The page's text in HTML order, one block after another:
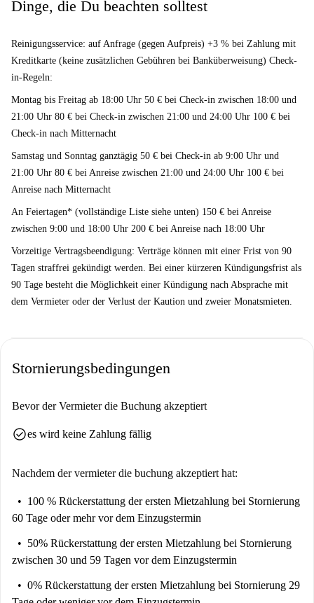
Dinge, die Du beachten solltest
Reinigungsservice: auf Anfrage (gegen Aufpreis) +3 % bei Zahlung mit
Kreditkarte (keine zusätzlichen Gebühren bei Banküberweisung) Check-
in-Regeln:
Montag bis Freitag ab 18:00 Uhr 50 € bei Check-in zwischen 18:00 und
21:00 Uhr 80 € bei Check-in zwischen 21:00 und 24:00 Uhr 100 € bei
Check-in nach Mitternacht
Samstag und Sonntag ganztägig 50 € bei Check-in ab 9:00 Uhr und
21:00 Uhr 80 € bei Anreise zwischen 21:00 und 24:00 Uhr 100 € bei
Anreise nach Mitternacht
An Feiertagen* (vollständige Liste siehe unten) 150 € bei Anreise
zwischen 9:00 und 18:00 Uhr 200 € bei Anreise nach 18:00 Uhr
Vorzeitige Vertragsbeendigung: Verträge können mit einer Frist von 90
Tagen straffrei gekündigt werden. Bei einer kürzeren Kündigungsfrist als
90 Tage besteht die Möglichkeit einer Kündigung nach Absprache mit
dem Vermieter oder der Verlust der Kaution und zweier Monatsmieten.
Stornierungsbedingungen
Bevor der Vermieter die Buchung akzeptiert
check_circlees wird keine Zahlung fällig
Nachdem der vermieter die buchung akzeptiert hat:
100 % Rückerstattung der ersten Mietzahlung bei Stornierung
60 Tage oder mehr vor dem Einzugstermin
50% Rückerstattung der ersten Mietzahlung bei Stornierung
zwischen 30 und 59 Tagen vor dem Einzugstermin
0% Rückerstattung der ersten Mietzahlung bei Stornierung 29